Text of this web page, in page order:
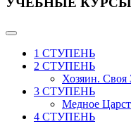
1 СТУПЕНЬ
2 СТУПЕНЬ
Хозяин. Своя
3 СТУПЕНЬ
Медное
4 СТУПЕНЬ